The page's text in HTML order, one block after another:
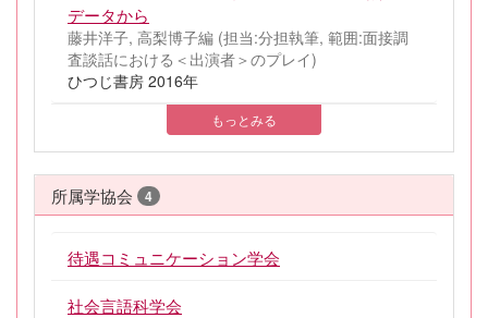
データから
藤井洋子, 高梨博子編 (担当:分担執筆, 範囲:面接調
査談話における＜出演者＞のプレイ)
ひつじ書房 2016年
もっとみる
所属学協会 4
待遇コミュニケーション学会
社会言語科学会